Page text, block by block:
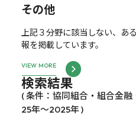
その他
上記３分野に該当しない、あ
報を掲載しています。
VIEW MORE
検索結果
( 条件：協同組合・組合金
25年～2025年 )